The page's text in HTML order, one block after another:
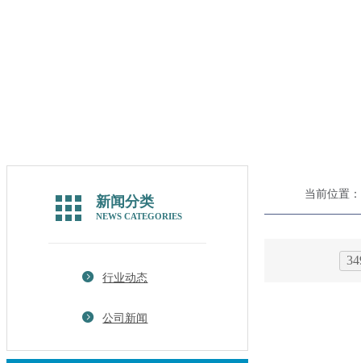
新闻分类
NEWS CATEGORIES
行业动态
公司新闻
当前位置：